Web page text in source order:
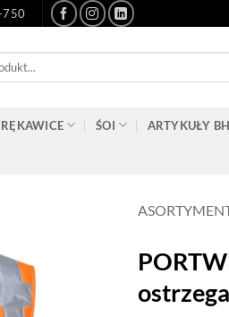
750
RĘKAWICE ŚOI ARTYKUŁY